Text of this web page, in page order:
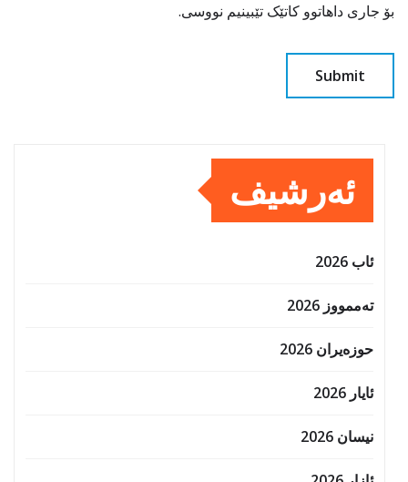
بۆ جاری داهاتوو کاتێک تێبینیم نووسی.
ئەرشیف
ئاب 2026
تەممووز 2026
حوزه‌یران 2026
ئایار 2026
نیسان 2026